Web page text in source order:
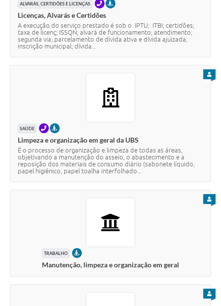
ALVARÁS, CERTIDÕES E LICENÇAS TELEFONEPRESENCIAL
Licenças, Alvarás e Certidões
A execução do serviço prestado é sob o IPTU; ITBI; certidões;
taxa de licenç; ISSQN; alvará de funcionamento; atendimento;
segunda via; parcelamento de dívida ativa e dívida ajuizada;
inscrição municipal; dívida...
SAÚDE TELEFONEPRESENCIAL
Limpeza e organização em geral da UBS
É o processo de organização e limpeza de todas as áreas,
objetivando a manutenção do asseio, o abastecimento e a
reposição dos materiais de consumo diário (sabonete líquido,
papel higiênico, papel toalha interfolhado...
TRABALHO PRESENCIAL
Manutenção, limpeza e organização em geral